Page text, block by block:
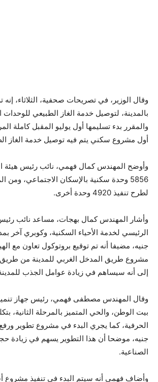
وقال الوزير، في تصريحات صحفية، الثلاثاء،
بالمدينة، لتوصيل خدمة الغاز الطبيعي
والمقرر بدء تسليمها أول يوليو المقبل كاملة
أول مشروع سكني يتم فيه توصيل خدمة الغاز
وأوضح المهندس كمال فهمي، نائب رئيس هيئة
5856 وحدة سكنية بالإسكان الاجتماعي، ومن
لطرح تنفيذ 4920 وحدة أخرى.
وأشار المهندس كمال بهجات، مساعد نائب رئيس
جنيه، مضيفا أنه تم توقيع بروتوكول تعاون مع
إلى أنه سيساهم في زيادة عوامل الجذب
وقال المهندس مصطفى فهمي، رئيس جهاز تنمية
جنيه، موضحا أن هذا التطوير يسهم في زيادة
الصناعية.
وأضاف فهمي أنه سيتم البدء في تنفيذ مشروع